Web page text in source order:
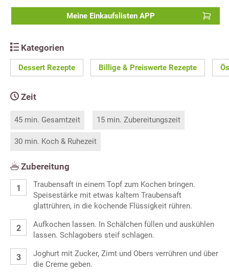
Meine Einkaufslisten APP
Kategorien
Dessert Rezepte Billige & Preiswerte Rezepte
Zeit
45 min. Gesamtzeit 15 min. Zubereitungszeit
30 min. Koch & Ruhezeit
Zubereitung
Traubensaft in einem Topf zum Kochen bringen.
Speisestärke mit etwas kaltem Traubensaft
glattrühren, in die kochende Flüssigkeit rühren.
Aufkochen lassen. In Schälchen füllen und auskühlen
lassen. Schlagobers steif schlagen.
Joghurt mit Zucker, Zimt und Obers verrühren und über
die Creme geben.